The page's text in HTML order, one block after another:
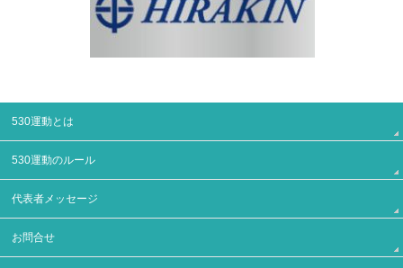
530運動とは
530運動のルール
代表者メッセージ
お問合せ